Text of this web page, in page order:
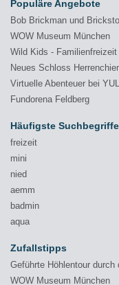
Populäre Angebote
Bob Brickman und
WOW Museum München
Wild Kids -
Neues Schloss
Virtuelle Abenteuer bei
Fundorena Feldberg
Häufigste Suchbegriffe
freizeit
mini
nied
aemm
badmin
aqua
Zufallstipps
Geführte Höhlentour durch
WOW Museum München